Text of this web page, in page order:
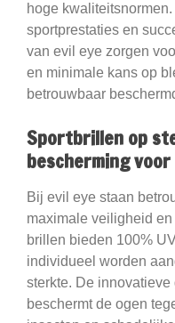
hoge
sportprestaties en
van evil eye zorgen
en minimale kans op
betrouwbaar
Sportbrillen op
bescherming
Bij evil eye staan
maximale veiligheid
brillen bieden 100%
individueel worden
sterkte. De
beschermt de ogen